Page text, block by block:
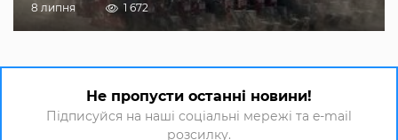
8 липня 1 672
Не пропусти останні новини!
Підписуйся на наші соціальні мережі та e-mail
розсилку.